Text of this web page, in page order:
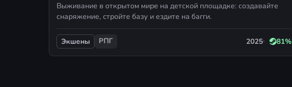
Выживание в открытом мире на детской площадке: создавайте
снаряжение, стройте базу и ездите на багги.
Экшены РПГ 2025 81%